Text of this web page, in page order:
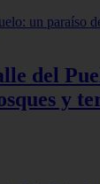
del
y